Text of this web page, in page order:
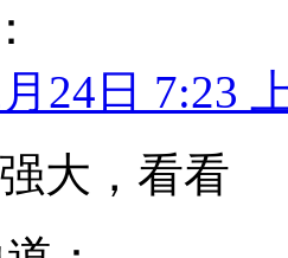
24日 7:23
大，看看